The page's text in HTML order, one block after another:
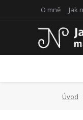
O mně Jak
Úvod